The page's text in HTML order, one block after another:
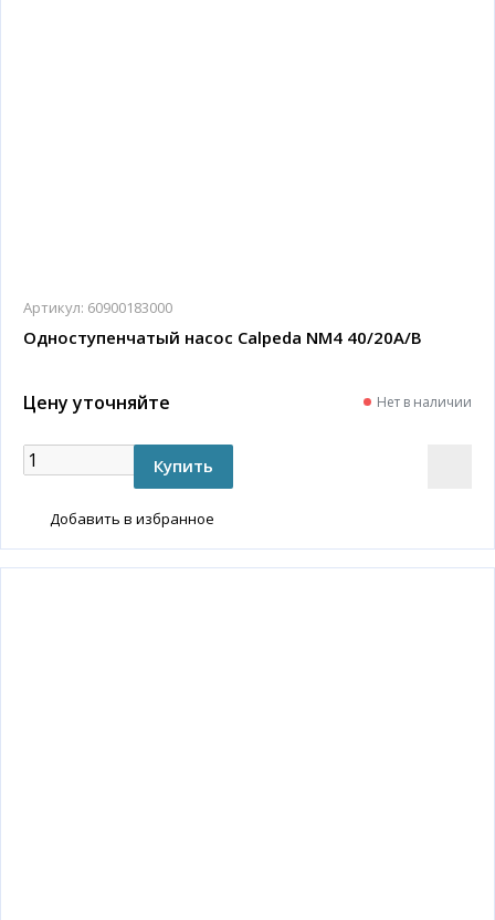
Артикул: 60900183000
Одноступенчатый насос Calpeda NM4 40/20A/B
Цену уточняйте Нет в наличии
Добавить в избранное